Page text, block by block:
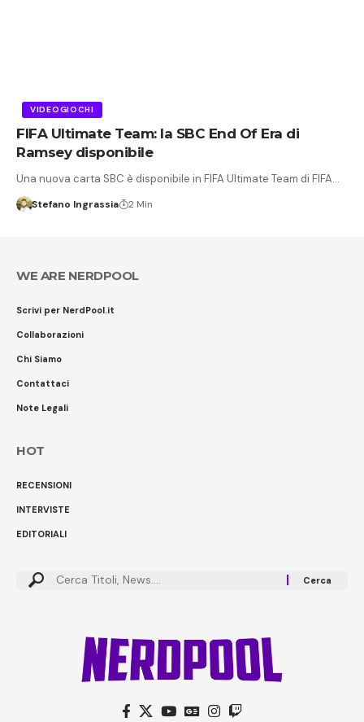
VIDEOGIOCHI
FIFA Ultimate Team: la SBC End Of Era di
Ramsey disponibile
Una nuova carta SBC è disponibile in FIFA Ultimate Team di FIFA…
Stefano Ingrassia 2 Min
WE ARE NERDPOOL
Scrivi per NerdPool.it
Collaborazioni
Chi Siamo
Contattaci
Note Legali
HOT
RECENSIONI
INTERVISTE
EDITORIALI
Cerca: